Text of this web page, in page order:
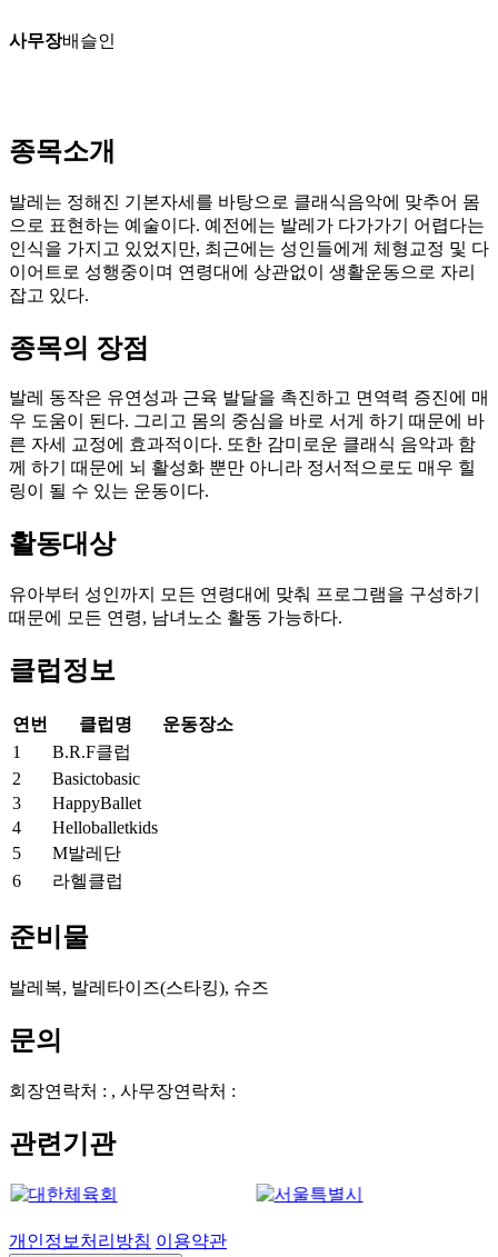
사무장배슬인
종목소개
발레는 정해진 기본자세를 바탕으로 클래식음악에 맞추어 몸
으로 표현하는 예술이다. 예전에는 발레가 다가가기 어렵다는
인식을 가지고 있었지만, 최근에는 성인들에게 체형교정 및 다
이어트로 성행중이며 연령대에 상관없이 생활운동으로 자리
잡고 있다.
종목의 장점
발레 동작은 유연성과 근육 발달을 촉진하고 면역력 증진에 매
우 도움이 된다. 그리고 몸의 중심을 바로 서게 하기 때문에 바
른 자세 교정에 효과적이다. 또한 감미로운 클래식 음악과 함
께 하기 때문에 뇌 활성화 뿐만 아니라 정서적으로도 매우 힐
링이 될 수 있는 운동이다.
활동대상
유아부터 성인까지 모든 연령대에 맞춰 프로그램을 구성하기
때문에 모든 연령, 남녀노소 활동 가능하다.
클럽정보
연번 클럽명
운동장소
1
B.R.F클럽
2
Basictobasic
3
HappyBallet
4
Helloballetkids
5
M발레단
6
라헬클럽
준비물
발레복, 발레타이즈(스타킹), 슈즈
문의
회장연락처 : , 사무장연락처 :
관련기관
개인정보처리방침 이용약관